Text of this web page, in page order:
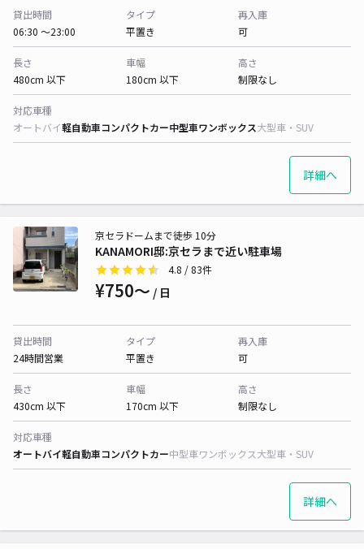
貸出時間
06:30 〜23:00
タイプ
平置き
再入庫
可
長さ
480cm 以下
車幅
180cm 以下
高さ
制限なし
対応車種
オートバイ軽自動車コンパクトカー中型車ワンボックス大型車・SUV
詳細へ
KANAMORI邸:京セラまで近い駐車場
京セラドームまで徒歩 10分
4.8 / 83件
¥750〜 / 日
貸出時間
24時間営業
タイプ
平置き
再入庫
可
長さ
430cm 以下
車幅
170cm 以下
高さ
制限なし
対応車種
オートバイ軽自動車コンパクトカー中型車ワンボックス大型車・SUV
詳細へ